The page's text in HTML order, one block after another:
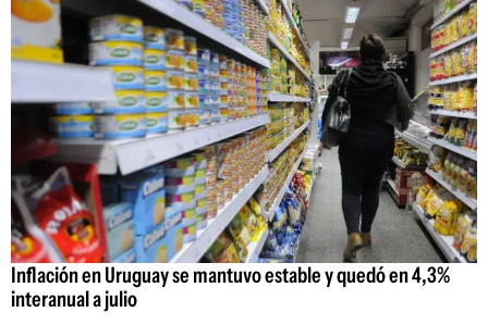
Inflación en Uruguay se mantuvo estable y quedó en 4,3%
interanual a julio